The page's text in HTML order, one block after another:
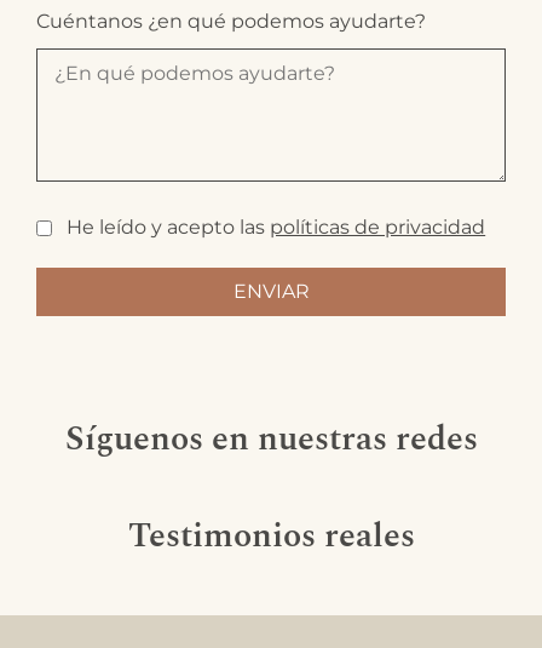
Cuéntanos ¿en qué podemos ayudarte?
He leído y acepto las políticas de privacidad
Síguenos en nuestras redes
Testimonios reales